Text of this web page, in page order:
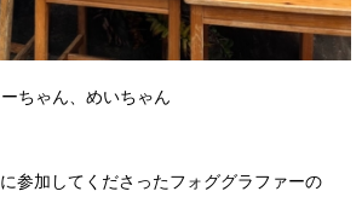
ちゃん、めいちゃん
参加してくださったフォググラファーの